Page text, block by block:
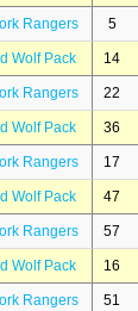
Rangers 5
Wolf Pack 14
Rangers 22
Wolf Pack 36
Rangers 17
Wolf Pack 47
Rangers 57
Wolf Pack 16
Rangers 51